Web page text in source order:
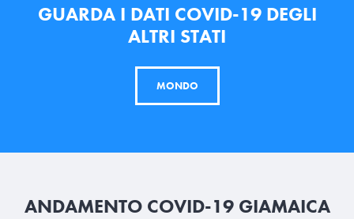
GUARDA I DATI COVID-19 DEGLI
ALTRI STATI
MONDO
ANDAMENTO COVID-19 GIAMAICA